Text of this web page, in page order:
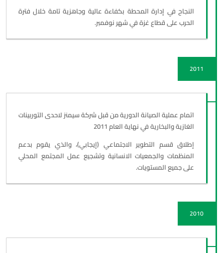
النجاح في إدارة المحطة بكفاءة عالية وجاهزية تامة خلال فترة
الحرب على قطاع غزة في شهر نوفمبر.
2011
اتمام عملية الصيانة الدورية من قبل شركة سيمنز لاحدى التوربينات
الغازية والبخارية في نهاية العام 2011
إطلاق قسم التطوير الاجتماعي (إيجابي)، والذي يقوم بدعم
المنظمات والجمعيات الانسانية وتشجيع عمل المجتمع المحلي
على جميع المستويات.
2010